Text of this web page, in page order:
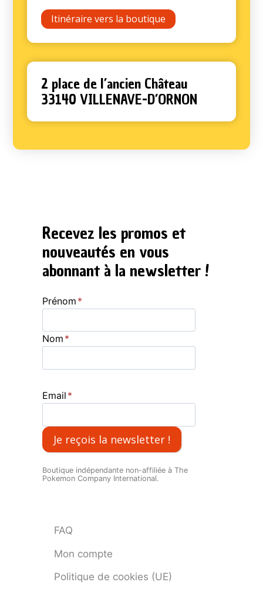
Itinéraire vers la boutique
2 place de l’ancien Château
33140 VILLENAVE-D’ORNON
Recevez les promos et
nouveautés en vous
abonnant à la newsletter !
Prénom *
Nom *
Email *
Je reçois la newsletter !
Boutique indépendante non-affiliée à The
Pokemon Company International.
FAQ
Mon compte
Politique de cookies (UE)